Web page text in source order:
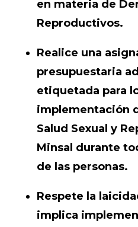
en materia de
Reproductivos.
Realice una
presupuestaria
etiquetada para
implementación
Salud Sexual y
Minsal durante
de las personas.
Respete la
implica